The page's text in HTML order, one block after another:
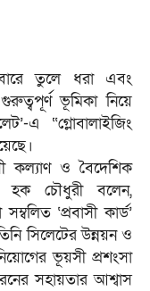
তুলে ধরা এবং
ভূমিকা নিয়ে
এ “গ্লোবালাইজিং
কল্যাণ ও বৈদেশিক
হক চৌধুরী বলেন,
‘প্রবাসী কার্ড’
সিলেটের উন্নয়ন ও
ভূয়সী প্রশংসা
সহায়তার আশ্বাস